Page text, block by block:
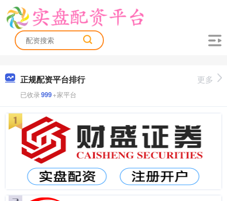
正规配资平台排行
已收录999+家平台
更多